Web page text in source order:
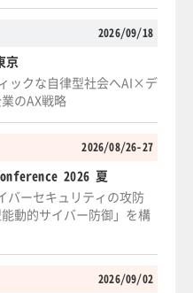
2026/09/18
京
ックな自律型社会へAI×デ
のAX戦略
2026/08/26-27
2026 夏
バーセキュリティの攻防
動的サイバー防御」を構
2026/09/02